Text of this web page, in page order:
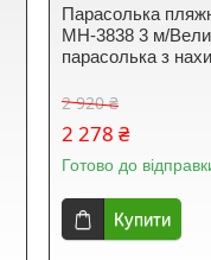
Парасолька
MH-3838 3 м/
парасолька з
2 920 ₴
2 278 ₴
Готово до
Купити